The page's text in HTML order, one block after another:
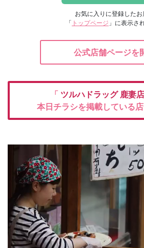
お気に入りに登録したお
「 トップページ 」に表示さ
公式店舗ページを
「 ツルハドラッグ 鹿妻店
本日チラシを掲載している